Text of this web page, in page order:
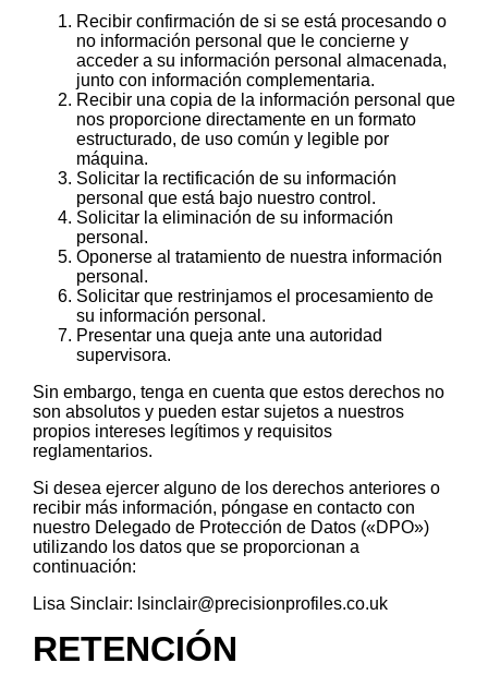
Recibir confirmación de si se está procesando o
no información personal que le concierne y
acceder a su información personal almacenada,
junto con información complementaria.
Recibir una copia de la información personal que
nos proporcione directamente en un formato
estructurado, de uso común y legible por
máquina.
Solicitar la rectificación de su información
personal que está bajo nuestro control.
Solicitar la eliminación de su información
personal.
Oponerse al tratamiento de nuestra información
personal.
Solicitar que restrinjamos el procesamiento de
su información personal.
Presentar una queja ante una autoridad
supervisora.
Sin embargo, tenga en cuenta que estos derechos no
son absolutos y pueden estar sujetos a nuestros
propios intereses legítimos y requisitos
reglamentarios.
Si desea ejercer alguno de los derechos anteriores o
recibir más información, póngase en contacto con
nuestro Delegado de Protección de Datos («DPO»)
utilizando los datos que se proporcionan a
continuación:
Lisa Sinclair: lsinclair@precisionprofiles.co.uk
RETENCIÓN